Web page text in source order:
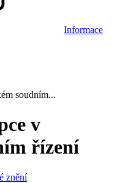
Informace
soudním...
v
řízení
znění